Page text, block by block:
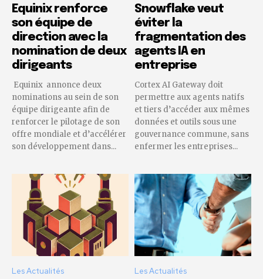
Equinix renforce
son équipe de
direction avec la
nomination de deux
dirigeants
Equinix annonce deux
nominations au sein de son
équipe dirigeante afin de
renforcer le pilotage de son
offre mondiale et d’accélérer
son développement dans...
Snowflake veut
éviter la
fragmentation des
agents IA en
entreprise
Cortex AI Gateway doit
permettre aux agents natifs
et tiers d’accéder aux mêmes
données et outils sous une
gouvernance commune, sans
enfermer les entreprises...
Les Actualités Les Actualités